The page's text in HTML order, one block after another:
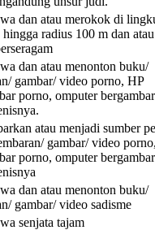
dan atau merokok di
hingga radius 100 m dan
dan atau menonton buku/
gambar/ video porno, HP
porno, omputer
atau menjadi sumber
gambar/ video
porno, omputer
dan atau menonton buku/
gambar/ video sadisme
senjata tajam